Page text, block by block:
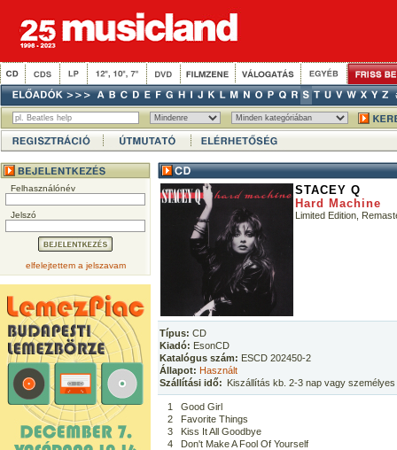
Felhasználónév
Jelszó
elfelejtettem a jelszavam
STACEY Q
Hard Machine
Limited Edition,
Típus: CD
Kiadó: EsonCD
Katalógus szám: ESCD 202450-2
Állapot: Használt
Szállítási idő: Kiszállítás kb. 2-3 nap vagy
1
Good Girl
2
Favorite Things
3
Kiss It All Goodbye
4
Don't Make A Fool Of Yourself